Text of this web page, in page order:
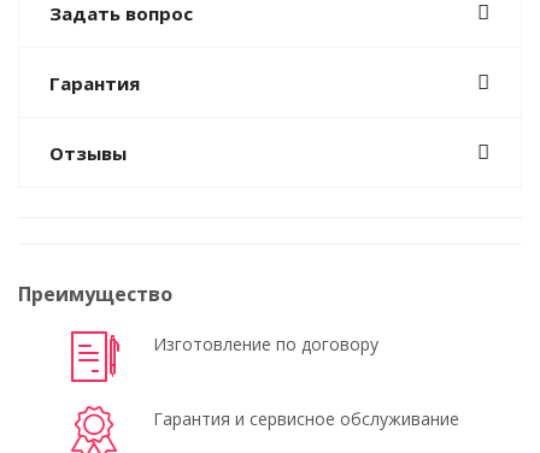
Задать вопрос
Гарантия
Отзывы
Преимущество
Изготовление по договору
Гарантия и сервисное обслуживание